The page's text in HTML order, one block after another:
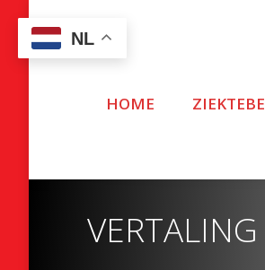
HOME
NL